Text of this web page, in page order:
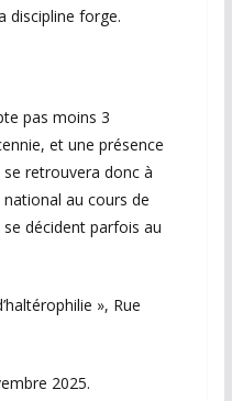
discipline forge.
pas moins 3
et une présence
retrouvera donc à
au cours de
décident parfois au
», Rue
2025.